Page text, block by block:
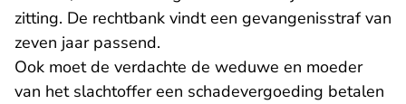
zitting. De rechtbank vindt een gevangenisstraf van
zeven jaar passend.
Ook moet de verdachte de weduwe en moeder
van het slachtoffer een schadevergoeding betalen